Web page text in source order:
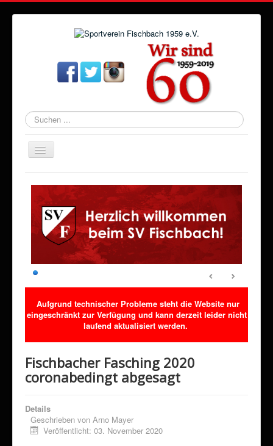
Suchen
...
Navigation
an/aus
Aktuelles
Verein
Abteilungen
Veranstaltungen
Förderverein
Kontakt
Klimaschutz
Aufgrund technischer Probleme steht die Website nur
eingeschränkt zur Verfügung und kann derzeit leider nicht
laufend aktualisiert werden.
Fischbacher Fasching 2020
coronabedingt abgesagt
Details
Geschrieben von Arno Mayer
Veröffentlicht: 03. November 2020